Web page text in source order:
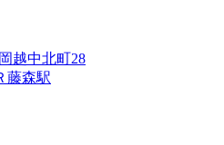
越中北町28
藤森駅